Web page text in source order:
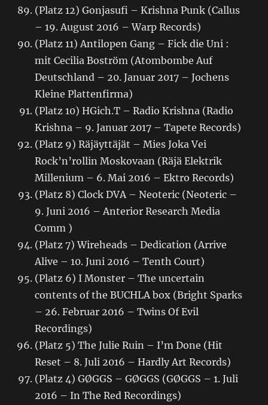
(Platz 12) Gonjasufi – Krishna Punk (Callus
– 19. August 2016 – Warp Records)
(Platz 11) Antilopen Gang – Fick die Uni :
mit Cecilia Boström (Atombombe Auf
Deutschland – 20. Januar 2017 – Jochens
Kleine Plattenfirma)
(Platz 10) HGich.T – Radio Krishna (Radio
Krishna – 9. Januar 2017 – Tapete Records)
(Platz 9) Räjäyttäjät – Mies Joka Vei
Rock’n’rollin Moskovaan (Räjä Elektrik
Millenium – 6. Mai 2016 – Ektro Records)
(Platz 8) Clock DVA – Neoteric (Neoteric –
9. Juni 2016 – Anterior Research Media
Comm )
(Platz 7) Wireheads – Dedication (Arrive
Alive – 10. Juni 2016 – Tenth Court)
(Platz 6) I Monster – The uncertain
contents of the BUCHLA box (Bright Sparks
– 26. Februar 2016 – Twins Of Evil
Recordings)
(Platz 5) The Julie Ruin – I’m Done (Hit
Reset – 8. Juli 2016 – Hardly Art Records)
(Platz 4) GØGGS – GØGGS (GØGGS – 1. Juli
2016 – In The Red Recordings)